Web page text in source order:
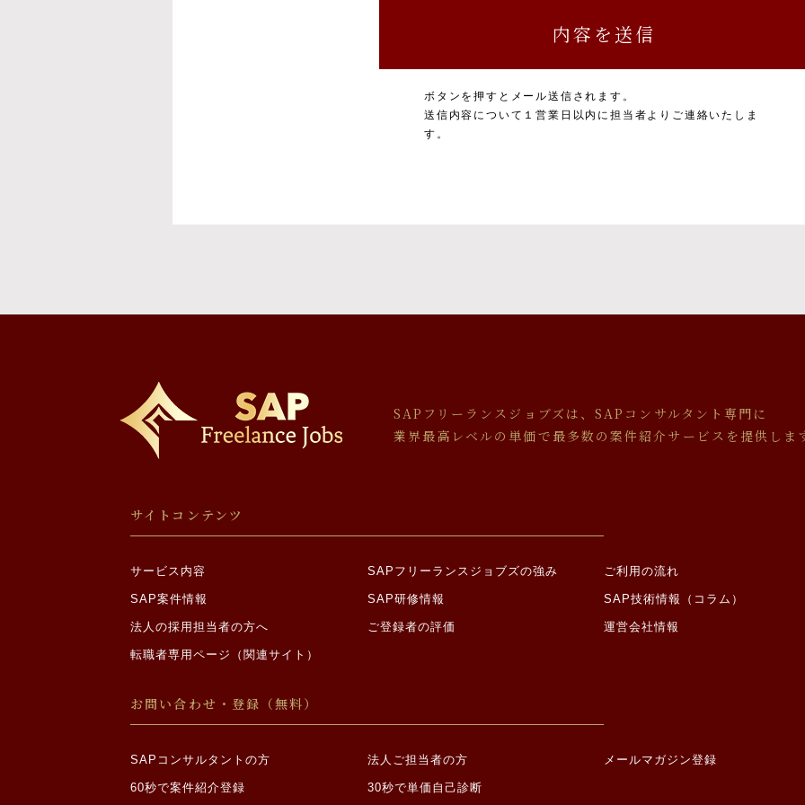
※お預かりした書類については、一部お返しできないことがありますのでご了承ください。
必要となる項目を入力いただかない場合は、本サービスを受けられないことがあります。
場合であって、ご本人の同意を得ることにより、その事務の遂行に支障を及ぼすおそれがあ
・裁判所、検察庁、警察、弁護士会、消費者センター、監督官庁又はこれらに準じた権限を
報についての開示を求められた場合
情報の取り扱いを委託する場合は適切な委託先を選定し、個人情報が安全に管理されるよう適
機微情報の収集制限について
当社は、原則として、以下各号に定める機微な情報（以下「機微情報」といいます。）を収集
人自ら、当社に対して機微情報を提供した場合は、当社が当該機微情報を取得すること、及び
①思想、信条又は宗教に関する事項
③勤労者の団結権、団体交渉その他団体行動の行為に関する事項
⑤保健医療又は性生活に関する事項
ボタンを押すとメール送信されます。
送信内容について１営業日以内に担当者よりご連絡いたしま
す。
SAPフリーランスジョブズは、SAPコンサルタント専門に
業界最高レベルの単価で最多数の案件紹介サービスを提供しま
サイトコンテンツ
サービス内容 SAPフリーランスジョブズの強み ご利用の流れ
SAP案件情報 SAP研修情報 SAP技術情報（コラム）
法人の採用担当者の方へ ご登録者の評価 運営会社情報
転職者専用ページ（関連サイト）
お問い合わせ・登録（無料）
SAPコンサルタントの方 法人ご担当者の方 メールマガジン登録
60秒で案件紹介登録 30秒で単価自己診断